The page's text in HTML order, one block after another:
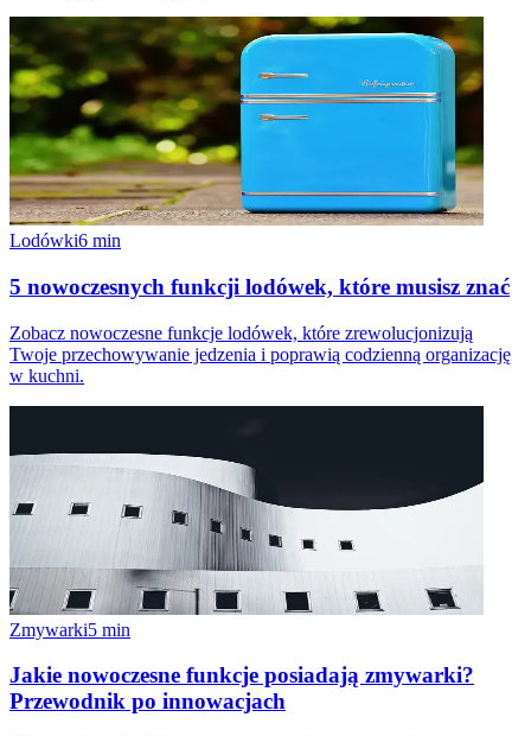
Lodówki6 min
5 nowoczesnych funkcji lodówek, które musisz znać
Zobacz nowoczesne funkcje lodówek, które zrewolucjonizują
Twoje przechowywanie jedzenia i poprawią codzienną organizację
w kuchni.
Zmywarki5 min
Jakie nowoczesne funkcje posiadają zmywarki?
Przewodnik po innowacjach